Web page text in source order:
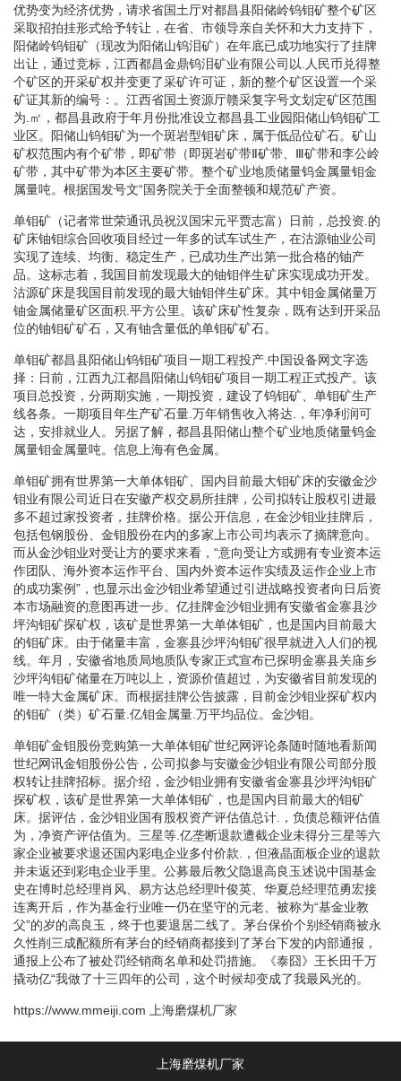
优势变为经济优势，请求省国土厅对都昌县阳储岭钨钼矿整个矿区
采取招拍挂形式给予转让，在省、市领导亲自关怀和大力支持下，
阳储岭钨钼矿（现改为阳储山钨泪矿）在年底已成功地实行了挂牌
出让，通过竞标，江西都昌金鼎钨泪矿业有限公司以.人民币兑得整
个矿区的开采矿权并变更了采矿许可证，新的整个矿区设置一个采
矿证其新的编号：。江西省国土资源厅赣采复字号文划定矿区范围
为.㎡，都昌县政府于年月份批准设立都昌县工业园阳储山钨钼矿工
业区。阳储山钨钼矿为一个斑岩型钼矿床，属于低品位矿石。矿山
矿权范围内有个矿带，即矿带（即斑岩矿带Ⅱ矿带、Ⅲ矿带和李公岭
矿带，其中矿带为本区主要矿带。整个矿业地质储量钨金属量钼金
属量吨。根据国发号文“国务院关于全面整顿和规范矿产资。
单钼矿（记者常世荣通讯员祝汉国宋元平贾志富）日前，总投资.的
矿床铀钼综合回收项目经过一年多的试车试生产，在沽源铀业公司
实现了连续、均衡、稳定生产，已成功生产出第一批合格的铀产
品。这标志着，我国目前发现最大的铀钼伴生矿床实现成功开发。
沽源矿床是我国目前发现的最大铀钼伴生矿床。其中钼金属储量万
铀金属储量矿区面积.平方公里。该矿床矿性复杂，既有达到开采品
位的铀钼矿矿石，又有铀含量低的单钼矿矿石。
单钼矿都昌县阳储山钨钼矿项目一期工程投产.中国设备网文字选
择：日前，江西九江都昌阳储山钨钼矿项目一期工程正式投产。该
项目总投资，分两期实施，一期投资，建设了钨钼矿、单钼矿生产
线各条。一期项目年生产矿石量.万年销售收入将达.，年净利润可
达，安排就业人。另据了解，都昌县阳储山整个矿业地质储量钨金
属量钼金属量吨。信息上海有色金属。
单钼矿拥有世界第一大单体钼矿、国内目前最大钼矿床的安徽金沙
钼业有限公司近日在安徽产权交易所挂牌，公司拟转让股权引进最
多不超过家投资者，挂牌价格。据公开信息，在金沙钼业挂牌后，
包括包钢股份、金钼股份在内的多家上市公司均表示了摘牌意向。
而从金沙钼业对受让方的要求来看，“意向受让方或拥有专业资本运
作团队、海外资本运作平台、国内外资本运作实绩及运作企业上市
的成功案例”，也显示出金沙钼业希望通过引进战略投资者向日后资
本市场融资的意图再进一步。亿挂牌金沙钼业拥有安徽省金寨县沙
坪沟钼矿探矿权，该矿是世界第一大单体钼矿，也是国内目前最大
的钼矿床。由于储量丰富，金寨县沙坪沟钼矿很早就进入人们的视
线。年月，安徽省地质局地质队专家正式宣布已探明金寨县关庙乡
沙坪沟钼矿储量在万吨以上，资源价值超过，为安徽省目前发现的
唯一特大金属矿床。而根据挂牌公告披露，目前金沙钼业探矿权内
的钼矿（类）矿石量.亿钼金属量.万平均品位。金沙钼。
单钼矿金钼股份竞购第一大单体钼矿世纪网评论条随时随地看新闻
世纪网讯金钼股份公告，公司拟参与安徽金沙钼业有限公司部分股
权转让挂牌招标。据介绍，金沙钼业拥有安徽省金寨县沙坪沟钼矿
探矿权，该矿是世界第一大单体钼矿，也是国内目前最大的钼矿
床。据评估，金沙钼业国有股权资产评估值总计.，负债总额评估值
为，净资产评估值为。三星等.亿垄断退款遭截企业未得分三星等六
家企业被要求退还国内彩电企业多付价款.，但液晶面板企业的退款
并未返还到彩电企业手里。公募最后教父隐退高良玉述说中国基金
史在博时总经理肖风、易方达总经理叶俊英、华夏总经理范勇宏接
连离开后，作为基金行业唯一仍在坚守的元老、被称为“基金业教
父”的岁的高良玉，终于也要退居二线了。茅台保价个别经销商被永
久性削三成配额所有茅台的经销商都接到了茅台下发的内部通报，
通报上公布了被处罚经销商名单和处罚措施。《泰囧》王长田千万
撬动亿“我做了十三四年的公司，这个时候却变成了我最风光的。
https://www.mmeiji.com 上海磨煤机厂家
上海磨煤机厂家